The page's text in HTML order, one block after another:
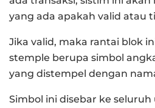
yang ada apakah valid atau
Jika valid, maka rantai blok
stemple berupa simbol
yang distempel dengan
Simbol ini disebar ke